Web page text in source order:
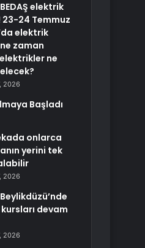
elektrik
24 Temmuz
elektrik
zaman
ne
2026
Başladı
onlarca
yerini tek
2026
devam
2026